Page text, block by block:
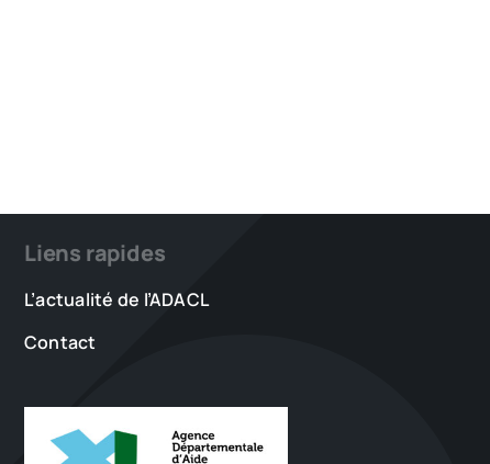
Liens rapides
L’actualité de l’ADACL
Contact